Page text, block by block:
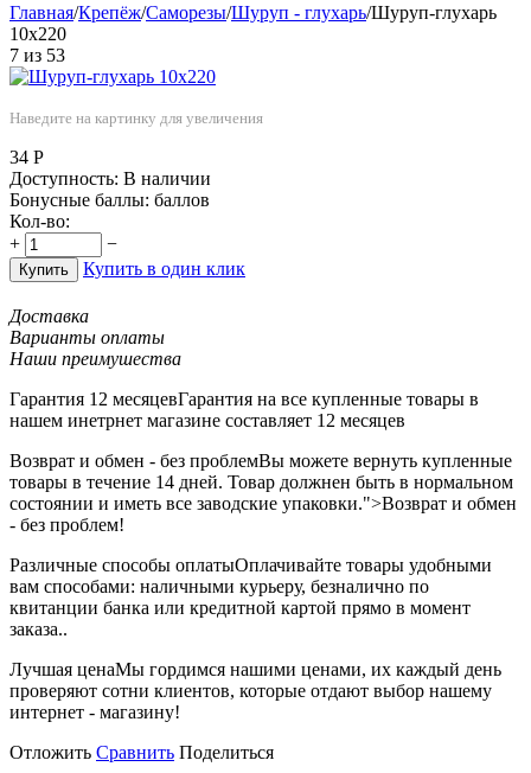
Главная/Крепёж/Саморезы/Шуруп - глухарь/Шуруп-глухарь
10х220
7 из 53
Наведите на картинку для увеличения
34 Р
Доступность: В наличии
Бонусные баллы: баллов
Кол-во:
+
−
Купить Купить в один клик
Доставка
Варианты оплаты
Наши преимушества
Гарантия 12 месяцевГарантия на все купленные товары в
нашем инетрнет магазине составляет 12 месяцев
Возврат и обмен - без проблемВы можете вернуть купленные
товары в течение 14 дней. Товар должнен быть в нормальном
состоянии и иметь все заводские упаковки.">Возврат и обмен
- без проблем!
Различные способы оплатыОплачивайте товары удобными
вам способами: наличными курьеру, безналично по
квитанции банка или кредитной картой прямо в момент
заказа..
Лучшая ценаМы гордимся нашими ценами, их каждый день
проверяют сотни клиентов, которые отдают выбор нашему
интернет - магазину!
Отложить Сравнить Поделиться